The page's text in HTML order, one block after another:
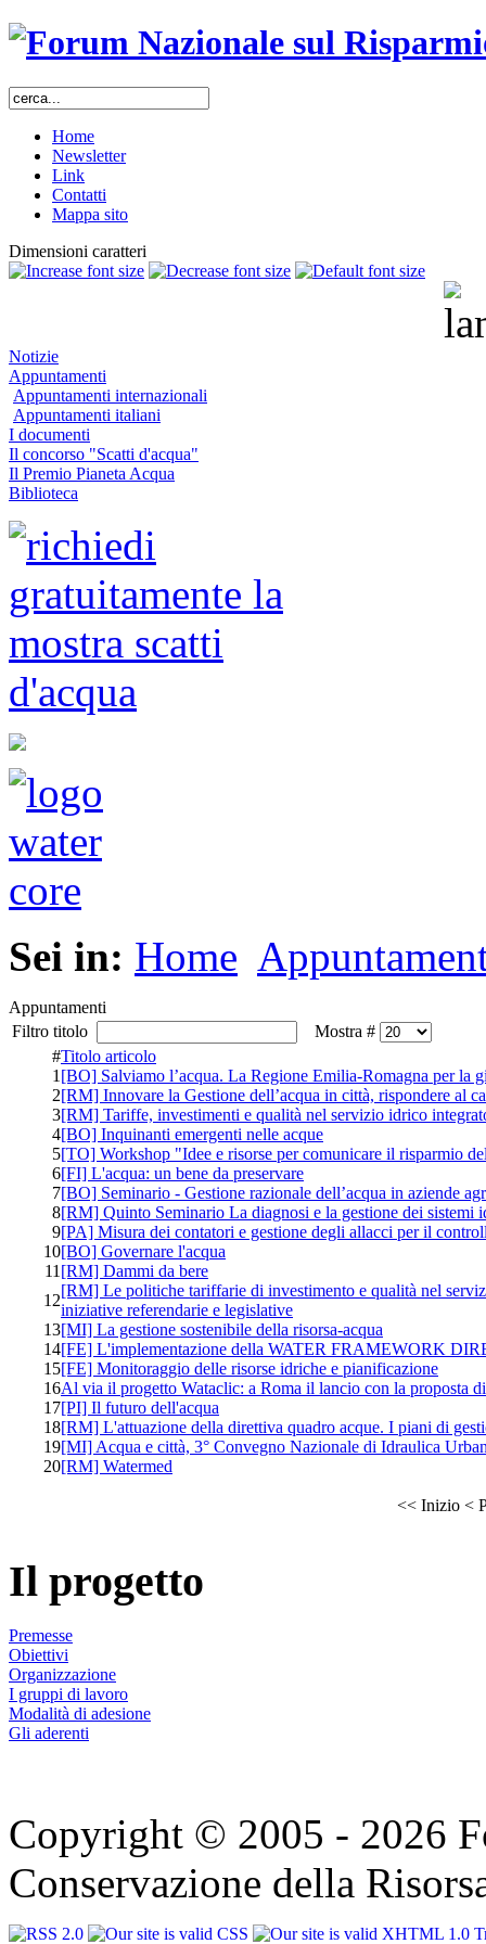
Home
Newsletter
Link
Contatti
Mappa sito
Dimensioni caratteri
Notizie
Appuntamenti
Appuntamenti internazionali
Appuntamenti italiani
I documenti
Il concorso "Scatti d'acqua"
Il Premio Pianeta Acqua
Biblioteca
Sei in: Home
Appuntamenti
Filtro titolo
Mostra #
#Titolo articolo
1 [BO] Salviamo l’acqua. La Regione Emilia-Romagna per la
2[RM] Innovare la Gestione dell’acqua in città, rispondere al
3[RM] Tariffe, investimenti e qualità nel servizio idrico
4[BO] Inquinanti emergenti nelle acque
5[TO] Workshop "Idee e risorse per comunicare il risparmio
6[FI] L'acqua: un bene da preservare
7[BO] Seminario - Gestione razionale dell’acqua in aziende
8[RM] Quinto Seminario La diagnosi e la gestione dei sistemi
9[PA] Misura dei contatori e gestione degli allacci per il
10[BO] Governare l'acqua
11 [RM] Dammi da bere
12
[RM] Le politiche tariffarie di investimento e qualità nel
iniziative referendarie e legislative
13[MI] La gestione sostenibile della risorsa-acqua
14[FE] L'implementazione della WATER FRAMEWORK
15[FE] Monitoraggio delle risorse idriche e pianificazione
16Al via il progetto Wataclic: a Roma il lancio con la proposta
17[PI] Il futuro dell'acqua
18[RM] L'attuazione della direttiva quadro acque. I piani di
19[MI] Acqua e città, 3° Convegno Nazionale di Idraulica
20[RM] Watermed
<< Inizio<
Il progetto
Premesse
Obiettivi
Organizzazione
I gruppi di lavoro
Modalità di adesione
Gli aderenti
Copyright © 2005 - 2026
Conservazione della